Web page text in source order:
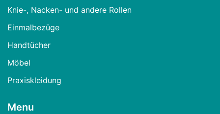
Knie-, Nacken- und andere Rollen
Einmalbezüge
Handtücher
Möbel
Praxiskleidung
Menu